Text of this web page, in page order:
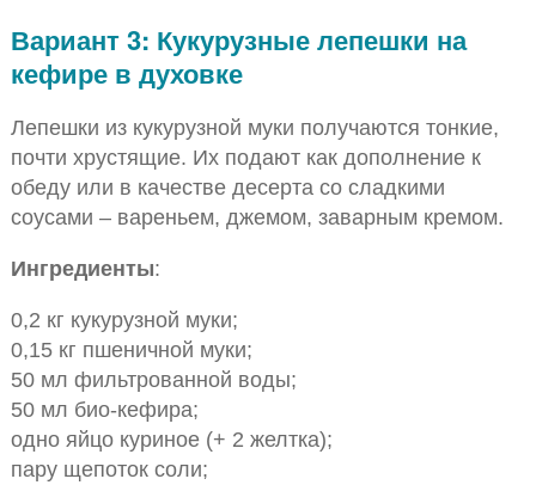
Вариант 3: Кукурузные лепешки на
кефире в духовке
Лепешки из кукурузной муки получаются тонкие,
почти хрустящие. Их подают как дополнение к
обеду или в качестве десерта со сладкими
соусами – вареньем, джемом, заварным кремом.
Ингредиенты:
0,2 кг кукурузной муки;
0,15 кг пшеничной муки;
50 мл фильтрованной воды;
50 мл био-кефира;
одно яйцо куриное (+ 2 желтка);
пару щепоток соли;